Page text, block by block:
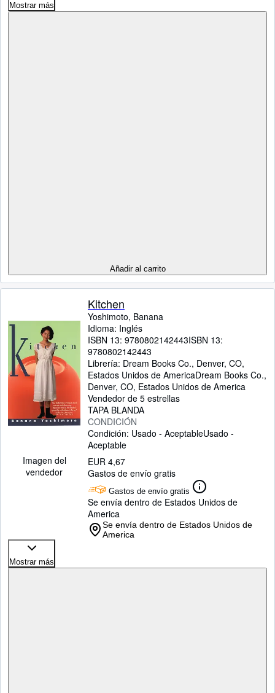
Mostrar más
Añadir al carrito
Imagen del
vendedor
Kitchen
Yoshimoto, Banana
Idioma: Inglés
ISBN 13: 9780802142443ISBN 13:
9780802142443
Librería: Dream Books Co., Denver, CO,
Estados Unidos de AmericaDream Books Co.,
Denver, CO, Estados Unidos de America
Vendedor de 5 estrellas
TAPA BLANDA
CONDICIÓN
Condición: Usado - AceptableUsado -
Aceptable
EUR 4,67
Gastos de envío gratis
Gastos de envío gratis
Se envía dentro de Estados Unidos de
America
Se envía dentro de Estados Unidos de
America
Mostrar más